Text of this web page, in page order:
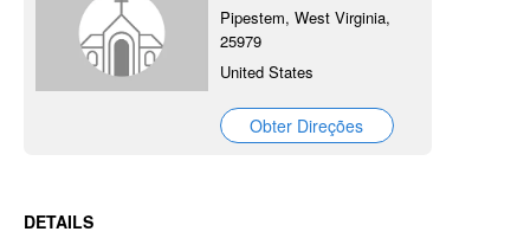
Pipestem, West Virginia,
25979
United States
Obter Direções
DETAILS